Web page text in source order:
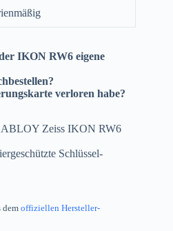
IKON RW6 eigene
verloren habe?
Zeiss IKON RW6
Schlüssel-
dem offiziellen Hersteller-